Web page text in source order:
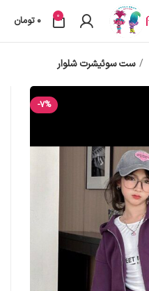
0
0 تومان
ست سوئیشرت شلوار
-7%